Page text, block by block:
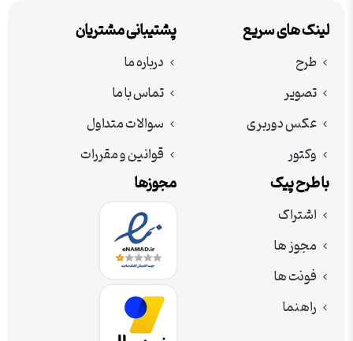
لینک های سریع
طرح
تصویر
عکس دوربری
وکتور
پشتیبانی مشتریان
درباره ما
تماس با ما
سوالات متداول
قوانین و مقررات
با طرح پیک
اشتراک
مجوز ها
فونت ها
راهنما
مجوزها